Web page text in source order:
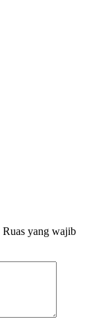
Ruas yang wajib